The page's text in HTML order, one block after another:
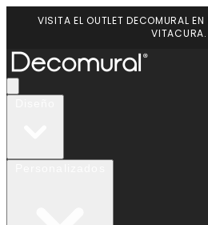
VISITA EL OUTLET DECOMURAL
VITACURA.